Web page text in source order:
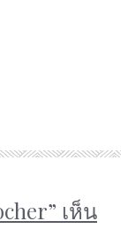
เห็น